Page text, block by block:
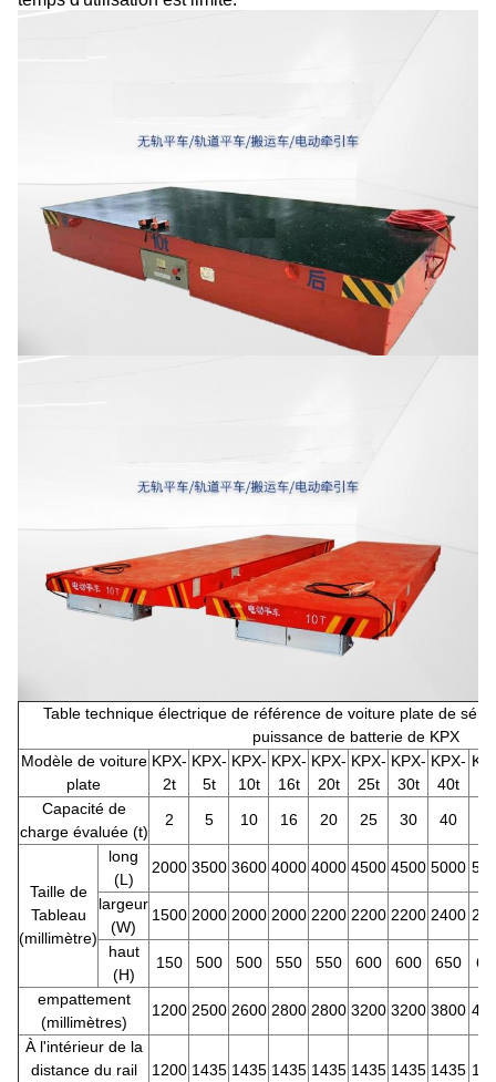
Table technique électrique de référence de voiture plate de
puissance de batterie de KPX
Modèle de voiture
plate
KPX-
2t
KPX-
5t
KPX-
10t
KPX-
16t
KPX-
20t
KPX-
25t
KPX-
30t
KPX-
40t
Capacité de
charge évaluée (t)
2 5 10 16 20 25 30 40
Taille de
Tableau
(millimètre)
long
(L)
2000 3500 3600 4000 4000 4500 4500 5000
largeur
(W)
1500 2000 2000 2000 2200 2200 2200 2400
haut
(H)
150 500 500 550 550 600 600 650
empattement
(millimètres)
1200 2500 2600 2800 2800 3200 3200 3800
À l'intérieur de la
distance du rail
1200 1435 1435 1435 1435 1435 1435 1435